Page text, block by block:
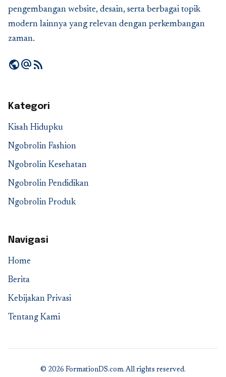
pengembangan website, desain, serta berbagai topik
modern lainnya yang relevan dengan perkembangan
zaman.
publicalternate_emailrss_feed
Kategori
Kisah Hidupku
Ngobrolin Fashion
Ngobrolin Kesehatan
Ngobrolin Pendidikan
Ngobrolin Produk
Navigasi
Home
Berita
Kebijakan Privasi
Tentang Kami
© 2026 FormationDS.com. All rights reserved.